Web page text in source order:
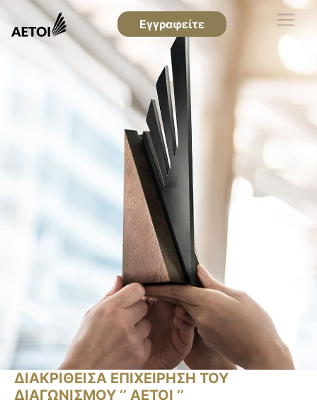
Εγγραφείτε
ΔΙΑΚΡΙΘΕΙΣΑ ΕΠΙΧΕΙΡΗΣΗ ΤΟΥ
ΔΙΑΓΩΝΙΣΜΟΥ ‘’ ΑΕΤΟΙ ‘’